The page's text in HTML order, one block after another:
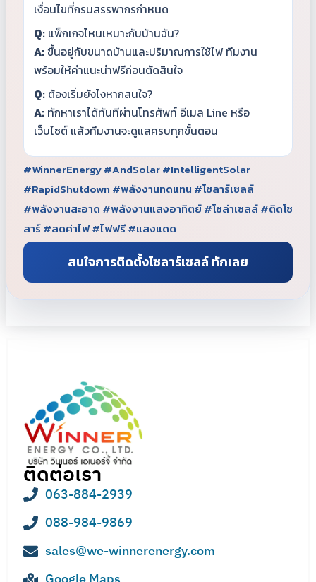
เงื่อนไขที่กรมสรรพากรกำหนด
Q: แพ็กเกจไหนเหมาะกับบ้านฉัน?
A: ขึ้นอยู่กับขนาดบ้านและปริมาณการใช้ไฟ ทีมงาน
พร้อมให้คำแนะนำฟรีก่อนตัดสินใจ
Q: ต้องเริ่มยังไงหากสนใจ?
A: ทักหาเราได้ทันทีผ่านโทรศัพท์ อีเมล Line หรือ
เว็บไซต์ แล้วทีมงานจะดูแลครบทุกขั้นตอน
#WinnerEnergy #AndSolar #IntelligentSolar
#RapidShutdown #พลังงานทดแทน #โซลาร์เซลล์
#พลังงานสะอาด #พลังงานแสงอาทิตย์ #โซล่าเซลล์ #ติดโซ
ลาร์ #ลดค่าไฟ #ไฟฟรี #แสงแดด
สนใจการติดตั้งโซลาร์เซลล์ ทักเลย
ติดต่อเรา
063-884-2939
088-984-9869
sales@we-winnerenergy.com